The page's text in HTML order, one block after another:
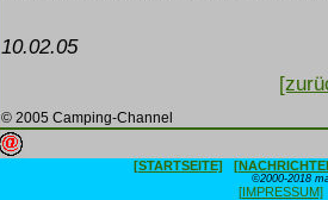
10.02.05
© 2005 Camping-Channel
[STARTSEITE]
©2000-2018
[IMPRESSUM]